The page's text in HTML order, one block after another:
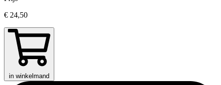
€ 24,50
in winkelmand